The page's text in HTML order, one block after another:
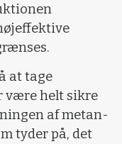
at tage
være helt sikre
af metan-
tyder på, det